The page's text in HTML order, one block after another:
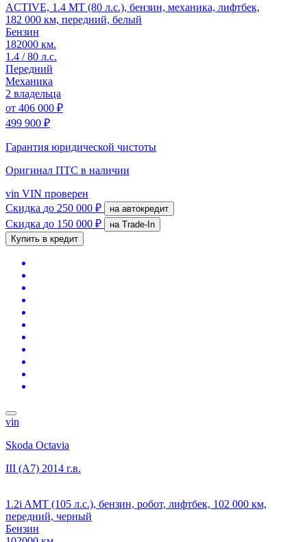
ACTIVE, 1.4 MT (80 л.с.), бензин, механика, лифтбек,
182 000 км, передний, белый
Бензин
182000 км.
1.4 / 80 л.с.
Передний
Механика
2 владельца
от 406 000 ₽
499 900 ₽
Гарантия юридической чистоты
Оригинал ПТС в наличии
vin VIN проверен
Скидка до 250 000 ₽ на автокредит
Скидка до 150 000 ₽
на Trade-In
Купить в кредит
vin
Skoda Octavia
III (A7) 2014 г.в.
1.2i AMT (105 л.с.), бензин, робот, лифтбек, 102 000 км,
передний, черный
Бензин